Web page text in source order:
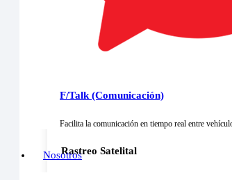
F/Talk (Comunicación)
Facilita la comunicación en tiempo real entre
Nosotros
Automatización
Rastreo Satelital